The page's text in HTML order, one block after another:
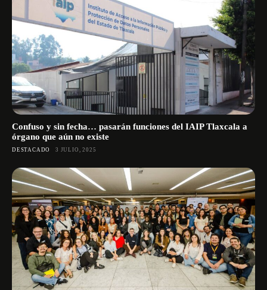
Confuso y sin fecha… pasarán funciones del IAIP Tlaxcala a
órgano que aún no existe
DESTACADO 3 JULIO, 2025